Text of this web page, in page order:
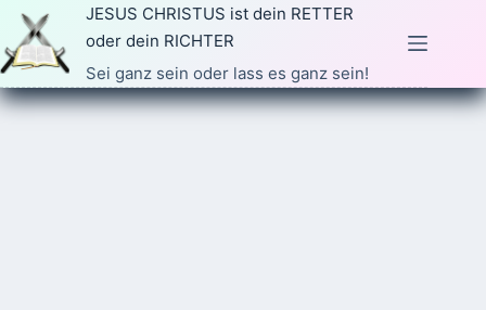
Zum
Inhalt
springen
JESUS CHRISTUS ist dein RETTER
oder dein RICHTER
Sei ganz sein oder lass es ganz sein!